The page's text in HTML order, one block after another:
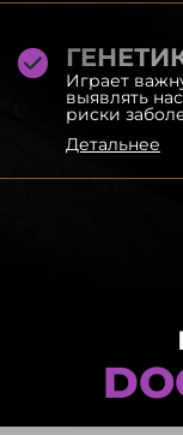
Играет
выявлять
риски
Детальнее